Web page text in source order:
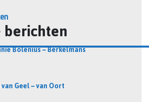
Bolenius – Berkelmans
Geel – van Oort